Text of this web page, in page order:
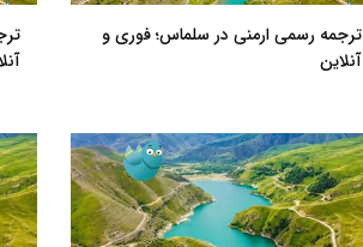
ترجمه رسمی ارمنی در سلماس؛ فوری و
آنلاین